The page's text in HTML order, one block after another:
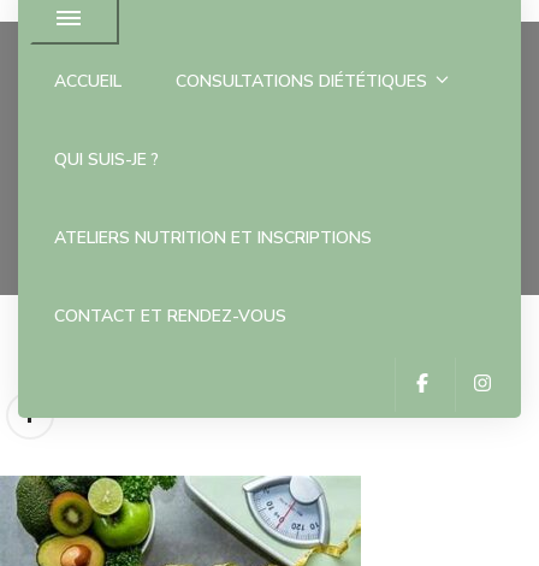
ACCUEIL CONSULTATIONS DIÉTÉTIQUES
QUI SUIS-JE ?
ATELIERS NUTRITION ET INSCRIPTIONS
CONTACT ET RENDEZ-VOUS